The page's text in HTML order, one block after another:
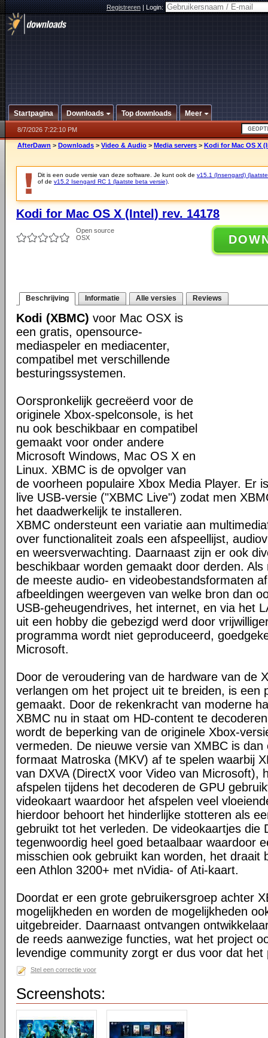
Registreren|Login:
Startpagina Downloads Top downloads Meer
8/7/2026 7:22:10 PM
AfterDawn > Downloads > Video & Audio > Media servers > Kodi for Mac OS X
Dit is een oude versie van deze software. Je kunt ook de v15.1 (Insengard)
of de v15.2 Isengard RC 1 (laatste beta versie)
Kodi for Mac OS X (Intel) rev. 14178
Open source
OSX
Beschrijving Informatie Alle versies Reviews
Kodi (XBMC) voor Mac OSX is
een gratis, opensource-
mediaspeler en mediacenter,
compatibel met verschillende
besturingssystemen.
Oorspronkelijk gecreëerd voor de
originele Xbox-spelconsole, is het
nu ook beschikbaar en compatibel
gemaakt voor onder andere
Microsoft Windows, Mac OS X en
Linux. XBMC is de opvolger van
de voorheen populaire Xbox Media Player. Er
live USB-versie ("XBMC Live") zodat men
het daadwerkelijk te installeren.
XBMC ondersteunt een variatie aan
over functionaliteit zoals een afspeellijst,
en weersverwachting. Daarnaast zijn er ook
beschikbaar worden gemaakt door derden.
de meeste audio- en videobestandsformaten
afbeeldingen weergeven van welke bron dan
USB-geheugendrives, het internet, en via het
uit een hobby die gebezigd werd door
programma wordt niet geproduceerd,
Microsoft.
Door de veroudering van de hardware van de
verlangen om het project uit te breiden, is een
gemaakt. Door de rekenkracht van moderne
XBMC nu in staat om HD-content te
wordt de beperking van de originele Xbox-
vermeden. De nieuwe versie van XMBC is
formaat Matroska (MKV) af te spelen waarbij
van DXVA (DirectX voor Video van Microsoft),
afspelen tijdens het decoderen de GPU
videokaart waardoor het afspelen veel
hierdoor behoort het hinderlijke stotteren als
gebruikt tot het verleden. De videokaartjes die
tegenwoordig heel goed betaalbaar waardoor
misschien ook gebruikt kan worden, het draait
een Athlon 3200+ met nVidia- of Ati-kaart.
Doordat er een grote gebruikersgroep achter
mogelijkheden en worden de mogelijkheden
uitgebreider. Daarnaast ontvangen
de reeds aanwezige functies, wat het project
levendige community zorgt er dus voor dat
Stel een correctie voor
Screenshots: